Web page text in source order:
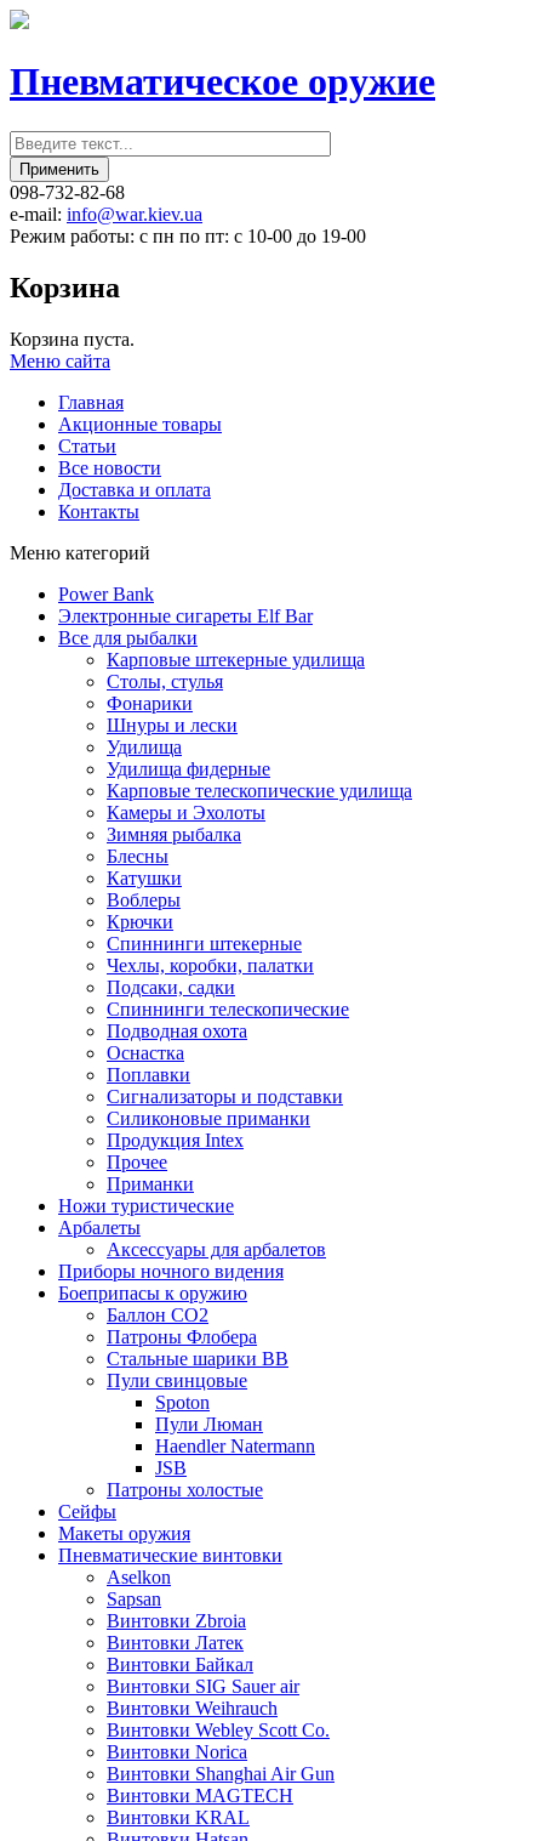
Пневматическое оружие
098-732-82-68
e-mail: info@war.kiev.ua
Режим работы: с пн по пт: с 10-00 до 19-00
Корзина
Корзина пуста.
Меню сайта
Главная
Акционные товары
Статьи
Все новости
Доставка и оплата
Контакты
Меню категорий
Power Bank
Электронные сигареты Elf Bar
Все для рыбалки
Карповые штекерные удилища
Столы, стулья
Фонарики
Шнуры и лески
Удилища
Удилища фидерные
Карповые телескопические удилища
Камеры и Эхолоты
Зимняя рыбалка
Блесны
Катушки
Воблеры
Крючки
Спиннинги штекерные
Чехлы, коробки, палатки
Подсаки, садки
Спиннинги телескопические
Подводная охота
Оснастка
Поплавки
Сигнализаторы и подставки
Силиконовые приманки
Продукция Intex
Прочее
Приманки
Ножи туристические
Арбалеты
Аксессуары для арбалетов
Приборы ночного видения
Боеприпасы к оружию
Баллон CO2
Патроны Флобера
Стальные шарики ВВ
Пули свинцовые
Spoton
Пули Люман
Haendler Natermann
JSB
Патроны холостые
Сейфы
Макеты оружия
Пневматические винтовки
Aselkon
Sapsan
Винтовки Zbroia
Винтовки Латек
Винтовки Байкал
Винтовки SIG Sauer air
Винтовки Weihrauch
Винтовки Webley Scott Co.
Винтовки Norica
Винтовки Shanghai Air Gun
Винтовки MAGTECH
Винтовки KRAL